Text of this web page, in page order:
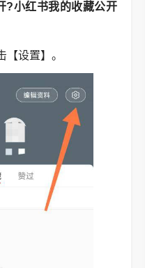
?小红书我的收藏公开
设置】。